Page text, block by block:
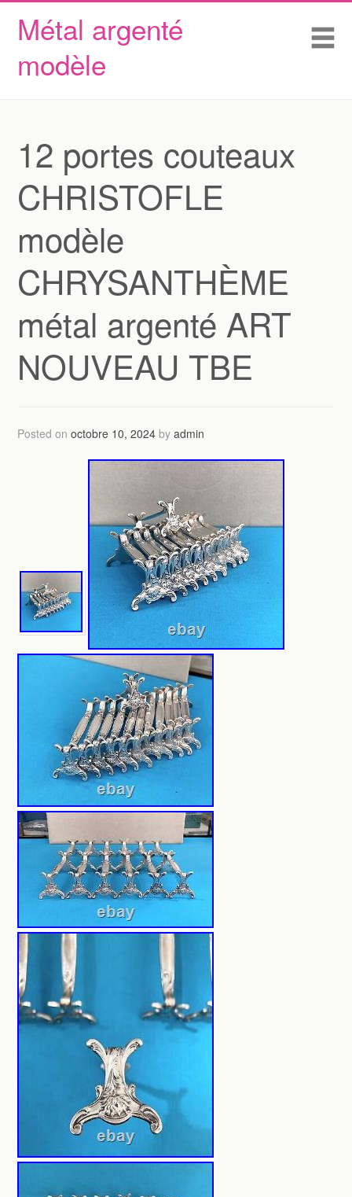
Métal argenté
modèle
Skip to content
Accueil
Conditions d’utilisation
12 portes couteaux
CHRISTOFLE
modèle
CHRYSANTHÈME
métal argenté ART
NOUVEAU TBE
Posted onoctobre 10, 2024 byadmin